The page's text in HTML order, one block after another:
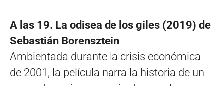
A las 19. La odisea de los giles (2019) de
Sebastián Borensztein
Ambientada durante la crisis económica
de 2001, la película narra la historia de un